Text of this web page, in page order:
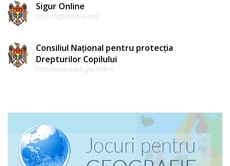
Sigur Online
https://siguronline.md/
Consiliul Național pentru protecția
Drepturilor Copilului
http://www.cnpdc.gov.md/ro